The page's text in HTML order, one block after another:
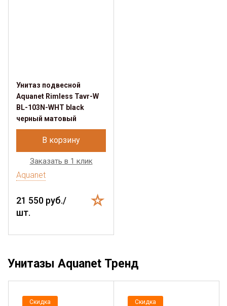
Унитаз подвесной
Aquanet Rimless Tavr-W
BL-103N-WHT black
черный матовый
В корзину
Заказать в 1 клик
Aquanet
21 550 руб./
шт.
Унитазы Aquanet Тренд
Скидка Скидка